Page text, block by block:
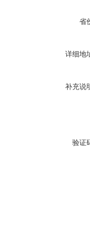
省
详细地
补充说
验证